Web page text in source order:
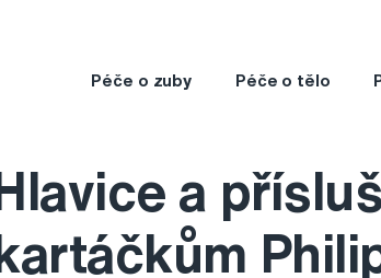
Péče o zuby Péče o tělo
Hlavice a
kartáčkům